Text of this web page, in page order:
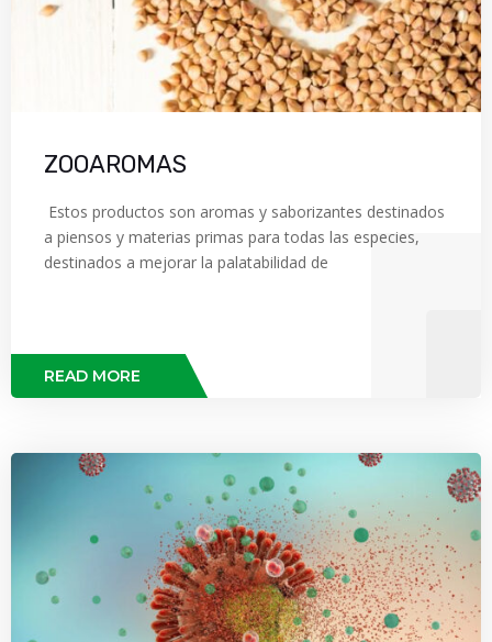
ZOOAROMAS
Estos productos son aromas y saborizantes destinados
a piensos y materias primas para todas las especies,
destinados a mejorar la palatabilidad de
READ MORE